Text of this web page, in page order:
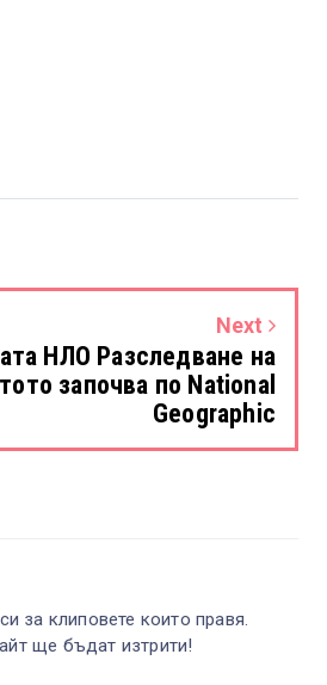
Next
НЛО Разследване на
започва по National
Geographic
за клиповете които правя.
ще бъдат изтрити!